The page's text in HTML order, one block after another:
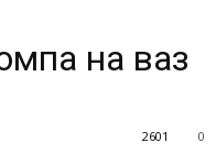
на ваз
0
2601